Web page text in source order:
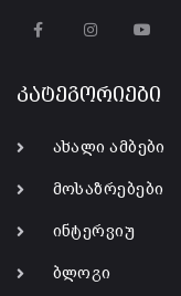
კატეგორიები
ახალი ამბები
მოსაზრებები
ინტერვიუ
ბლოგი